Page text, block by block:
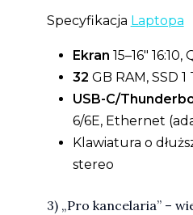
Specyfikacja Laptopa
Ekran 15–16″
32 GB RAM, SSD 1
USB-C/
6/6E, Ethernet
Klawiatura o
stereo
3) „Pro kancelaria” –